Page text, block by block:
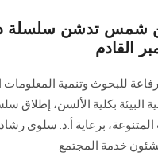
شمس تدشن سلسلة
القادم
للبحوث وتنمية المعلومات
البيئة بكلية الألسن، إطلاق
برعاية أ.د. سلوى
خدمة المجتمع